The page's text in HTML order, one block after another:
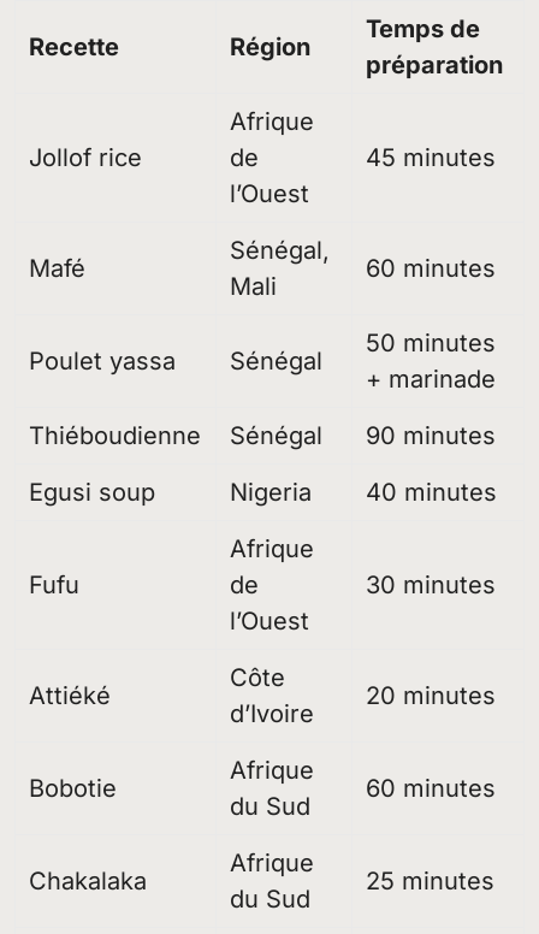
Recette Région
Temps de
préparation
Jollof rice
Afrique
de
l’Ouest
45 minutes
Mafé
Sénégal,
Mali
60 minutes
Poulet yassa Sénégal
50 minutes
+ marinade
Thiéboudienne
Sénégal
90 minutes
Egusi soup
Nigeria 40 minutes
Fufu
Afrique
de
l’Ouest
30 minutes
Attiéké
Côte
d’Ivoire
20 minutes
Bobotie
Afrique
du Sud
60 minutes
Chakalaka
Afrique
du Sud
25 minutes